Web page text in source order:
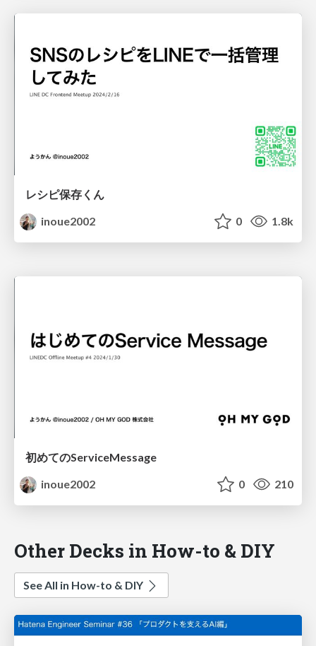
レシピ保存くん
inoue2002
0 1.8k
初めてのServiceMessage
inoue2002
0 210
Other Decks in How-to & DIY
See All in How-to & DIY